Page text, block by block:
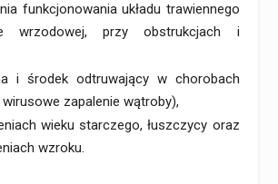
funkcjonowania układu trawiennego
wrzodowej, przy obstrukcjach i
i środek odtruwający w chorobach
zapalenie wątroby),
wieku starczego, łuszczycy oraz
wzroku.